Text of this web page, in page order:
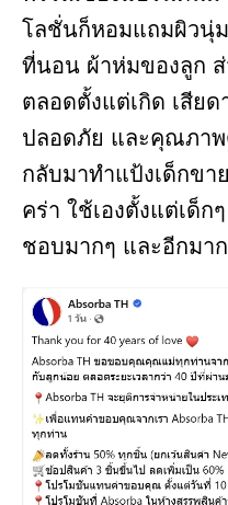
โลชั่นก็หอมแถมผิวนุ่
ที่นอน ผ้าห่มของลูก
ตลอดตั้งแต่เกิด เสียด
ปลอดภัย และคุณภาพ
กลับมาทำแป้งเด็กขา
คร่า ใช้เองตั้งแต่เด็ก
ชอบมากๆ และอีกมา